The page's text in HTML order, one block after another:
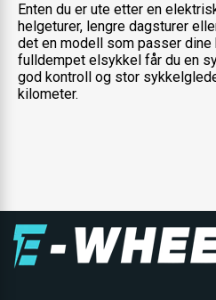
Enten du er ute etter en
helgeturer, lengre dagsturer
det en modell som passer dine
fulldempet elsykkel får du en
god kontroll og stor
kilometer.